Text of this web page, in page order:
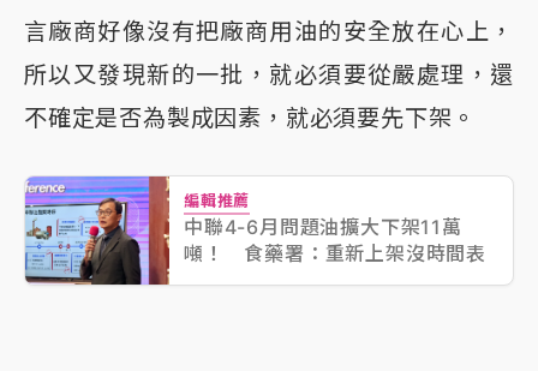
言廠商好像沒有把廠商用油的安全放在心上，
所以又發現新的一批，就必須要從嚴處理，還
不確定是否為製成因素，就必須要先下架。
編輯推薦
中聯4-6月問題油擴大下架11萬
噸！ 食藥署：重新上架沒時間表